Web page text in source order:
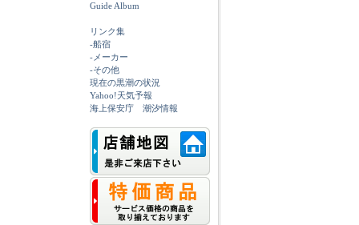
Guide Album
リンク集
-船宿
-メーカー
-その他
現在の黒潮の状況
Yahoo!天気予報
海上保安庁 潮汐情報